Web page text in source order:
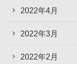
2022年4月
2022年3月
2022年2月